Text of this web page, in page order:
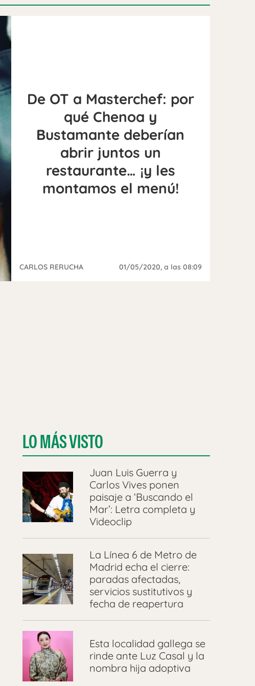
De OT a Masterchef: por
qué Chenoa y
Bustamante deberían
abrir juntos un
restaurante… ¡y les
montamos el menú!
CARLOS RERUCHA 01/05/2020, a las 08:09
LO MÁS VISTO
Juan Luis Guerra y
Carlos Vives ponen
paisaje a ‘Buscando el
Mar’: Letra completa y
Videoclip
La Línea 6 de Metro de
Madrid echa el cierre:
paradas afectadas,
servicios sustitutivos y
fecha de reapertura
Esta localidad gallega se
rinde ante Luz Casal y la
nombra hija adoptiva